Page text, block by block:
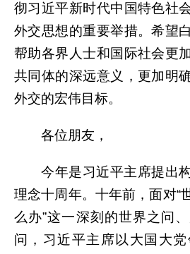
彻习近平新时代中国特色社
外交思想的重要举措。希望
帮助各界人士和国际社会更
共同体的深远意义，更加明
外交的宏伟目标。
各位朋友，
今年是习近平主席提出
理念十周年。十年前，面对“
么办”这一深刻的世界之问
问，习近平主席以大国大